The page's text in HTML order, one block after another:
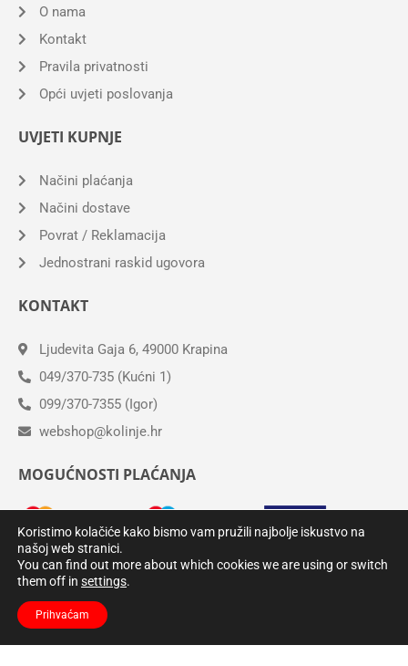
O nama
Kontakt
Pravila privatnosti
Opći uvjeti poslovanja
UVJETI KUPNJE
Načini plaćanja
Načini dostave
Povrat / Reklamacija
Jednostrani raskid ugovora
KONTAKT
Ljudevita Gaja 6, 49000 Krapina
049/370-735 (Kućni 1)
099/370-7355 (Igor)
webshop@kolinje.hr
MOGUĆNOSTI PLAĆANJA
© Copyright –Kolinje.hr– Sva prava pridržana.
Koristimo kolačiće kako bismo vam pružili najbolje iskustvo na
našoj web stranici.
You can find out more about which cookies we are using or switch
them off in settings.
Prihvaćam